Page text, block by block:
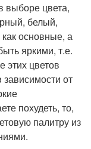
выборе цвета,
белый,
основные, а
яркими, т.е.
этих цветов
от
похудеть, то,
палитру из